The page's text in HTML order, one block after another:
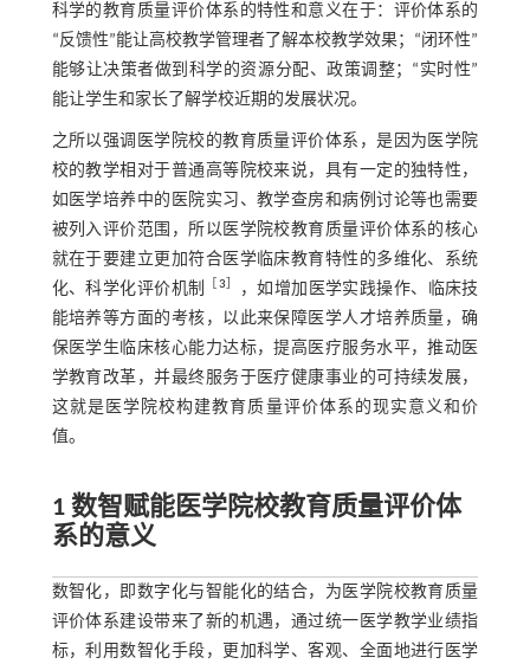
科学的教育质量评价体系的特性和意义在于：评价体系的
“反馈性”能让高校教学管理者了解本校教学效果；“闭环性”
能够让决策者做到科学的资源分配、政策调整；“实时性”
能让学生和家长了解学校近期的发展状况。
之所以强调医学院校的教育质量评价体系，是因为医学院
校的教学相对于普通高等院校来说，具有一定的独特性，
如医学培养中的医院实习、教学查房和病例讨论等也需要
被列入评价范围，所以医学院校教育质量评价体系的核心
就在于要建立更加符合医学临床教育特性的多维化、系统
化、科学化评价机制
3
，如增加医学实践操作、临床技
能培养等方面的考核，以此来保障医学人才培养质量，确
保医学生临床核心能力达标，提高医疗服务水平，推动医
学教育改革，并最终服务于医疗健康事业的可持续发展，
这就是医学院校构建教育质量评价体系的现实意义和价
值。
1 数智赋能医学院校教育质量评价体
系的意义
数智化，即数字化与智能化的结合，为医学院校教育质量
评价体系建设带来了新的机遇，通过统一医学教学业绩指
标，利用数智化手段，更加科学、客观、全面地进行医学